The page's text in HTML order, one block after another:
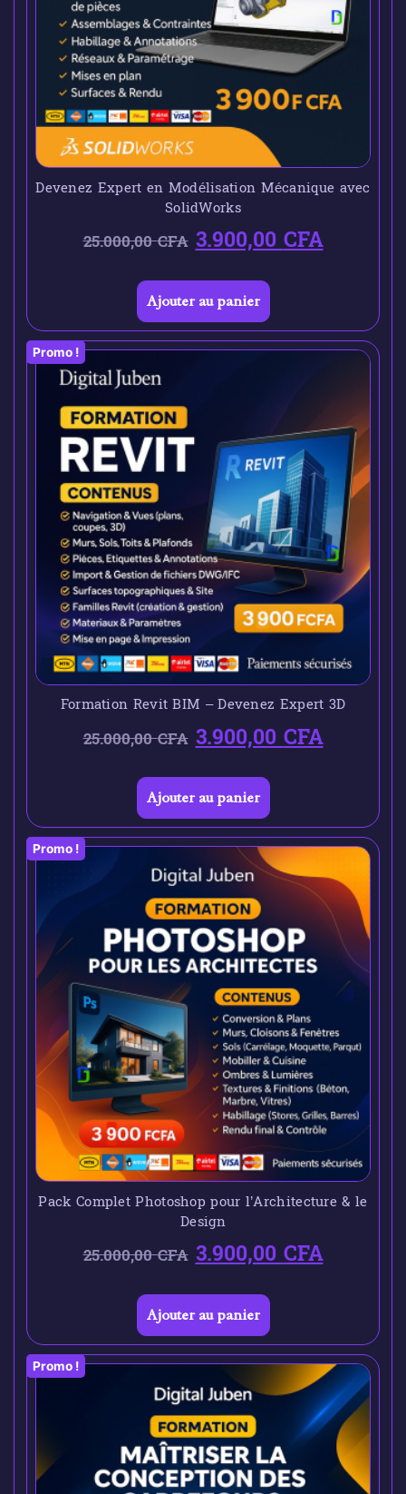
Devenez Expert en Modélisation Mécanique avec
SolidWorks
25.000,00CFA 3.900,00CFA
Ajouter au panier
Promo !
Formation Revit BIM – Devenez Expert 3D
25.000,00CFA 3.900,00CFA
Ajouter au panier
Promo !
Pack Complet Photoshop pour l’Architecture & le
Design
25.000,00CFA 3.900,00CFA
Ajouter au panier
Promo !